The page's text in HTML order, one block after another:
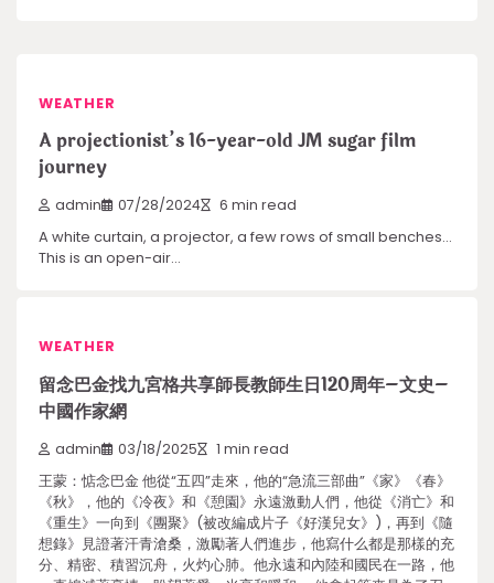
WEATHER
A projectionist’s 16-year-old JM sugar film
journey
admin 07/28/2024 6 min read
A white curtain, a projector, a few rows of small benches…
This is an open-air…
WEATHER
留念巴金找九宮格共享師長教師生日120周年–文史–
中國作家網
admin 03/18/2025 1 min read
王蒙：惦念巴金 他從“五四”走來，他的“急流三部曲”《家》《春》
《秋》，他的《冷夜》和《憩園》永遠激動人們，他從《消亡》和
《重生》一向到《團聚》(被改編成片子《好漢兒女》)，再到《隨
想錄》見證著汗青滄桑，激勵著人們進步，他寫什么都是那樣的充
分、精密、積習沉舟，火灼心肺。他永遠和內陸和國民在一路，他